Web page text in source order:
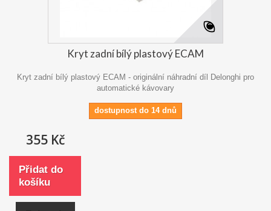
Kryt zadní bílý plastový ECAM
Kryt zadní bílý plastový ECAM - originální náhradní díl Delonghi pro
automatické kávovary
dostupnost do 14 dnů
355 Kč
Přidat do
košíku